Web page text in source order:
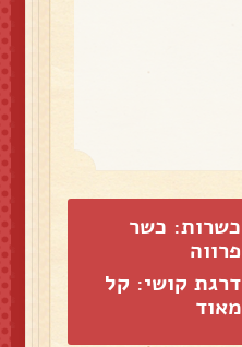
כשרות: כשר
פרווה
דרגת קושי: קל
מאוד